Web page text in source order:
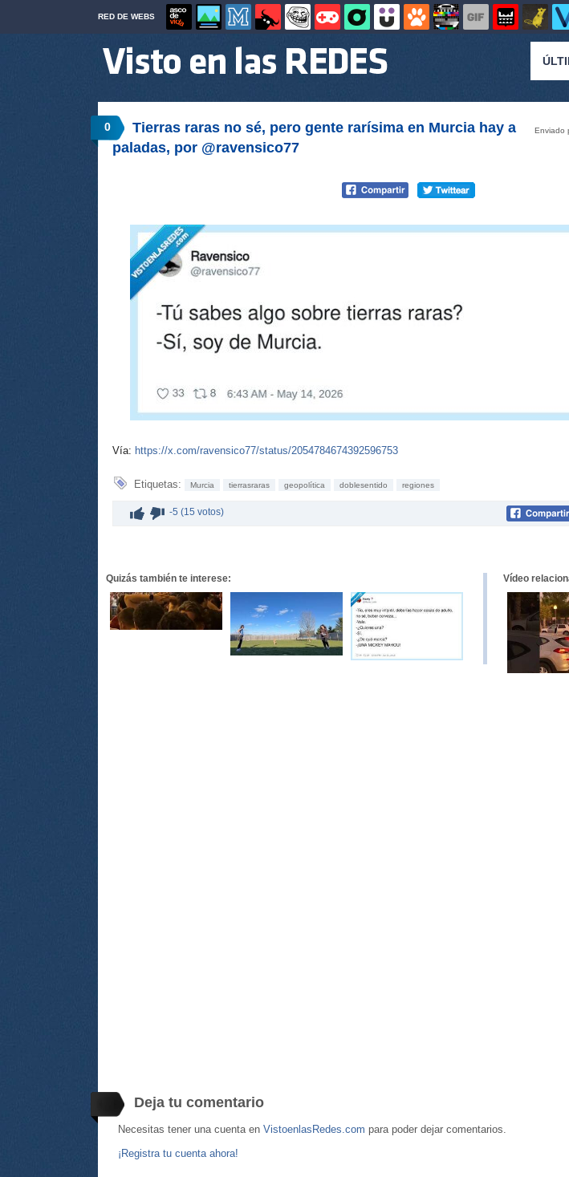
RED DE WEBS
0 Enviado
Tierras raras no sé, pero gente rarísima en Murcia hay a
paladas, por @ravensico77
Vía: https://x.com/ravensico77/status/2054784674392596753
Etiquetas: Murcia tierrasraras geopolítica doblesentido regiones
-5 (15 votos)
Quizás también te interese: Vídeo
Deja tu comentario
Necesitas tener una cuenta en VistoenlasRedes.com para poder dejar comentarios.
¡Registra tu cuenta ahora!